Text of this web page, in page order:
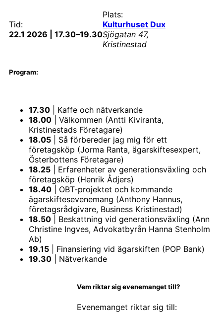
Tid:
22.1 2026 | 17.30–19.30
Plats:
Kulturhuset Dux
Sjögatan 47,
Kristinestad
Program:
17.30 | Kaffe och nätverkande
18.00 | Välkommen (Antti Kiviranta,
Kristinestads Företagare)
18.05 | Så förbereder jag mig för ett
företagsköp (Jorma Ranta, ägarskiftesexpert,
Österbottens Företagare)
18.25 | Erfarenheter av generationsväxling och
företagsköp (Henrik Ådjers)
18.40 | OBT-projektet och kommande
ägarskiftesevenemang (Anthony Hannus,
företagsrådgivare, Business Kristinestad)
18.50 | Beskattning vid generationsväxling (Ann
Christine Ingves, Advokatbyrån Hanna Stenholm
Ab)
19.15 | Finansiering vid ägarskiften (POP Bank)
19.30 | Nätverkande
Vem riktar sig evenemanget till?
Evenemanget riktar sig till: